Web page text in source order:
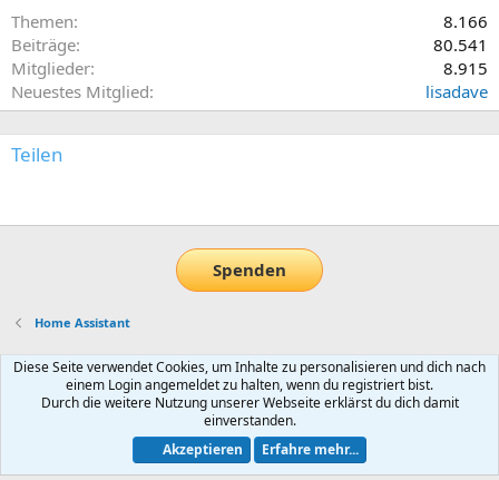
Themen
8.166
Beiträge
80.541
Mitglieder
8.915
Neuestes Mitglied
lisadave
Teilen
Spenden
Home Assistant
Default-Theme
Nutzungsbedingungen
Datenschutz Hilfe und Impressum Start
Community platform by XenForo © 2010-2026 XenForo Ltd.
Diese Seite verwendet Cookies, um Inhalte zu personalisieren und dich nach
einem Login angemeldet zu halten, wenn du registriert bist.
Durch die weitere Nutzung unserer Webseite erklärst du dich damit
einverstanden.
Akzeptieren
Erfahre mehr...